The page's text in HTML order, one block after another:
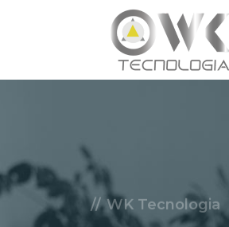
WK Tecnologia